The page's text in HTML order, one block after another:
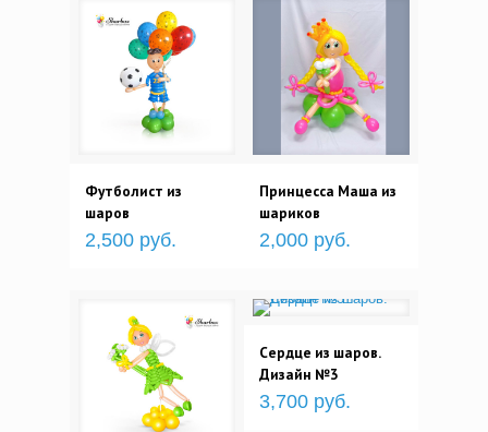
Футболист из
шаров
2,500 руб.
Принцесса Маша из
шариков
2,000 руб.
Сердце из шаров.
Дизайн №3
3,700 руб.